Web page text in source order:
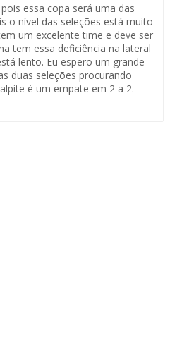
essa copa será uma das
o nível das seleções está muito
um excelente time e deve ser
tem essa deficiência na lateral
lento. Eu espero um grande
duas seleções procurando
é um empate em 2 a 2.